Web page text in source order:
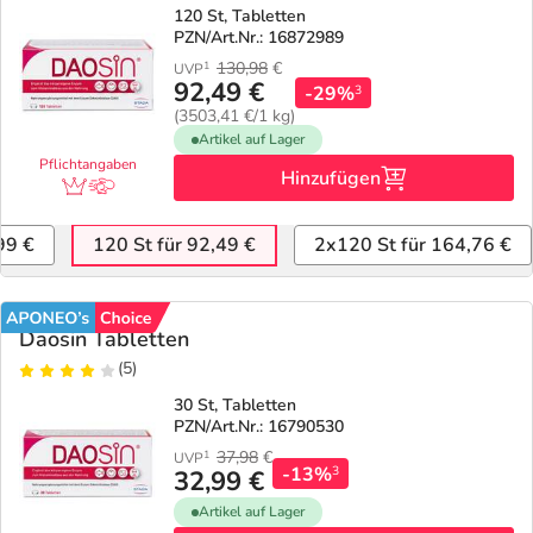
Diabetes
Körperpflege & Kosmetik
Liebe & Erotik
Mutter & Kind
Nahrungsergänzung
Natur & Homöopathie
Sanitätshaus
Geschenkideen
Aktuelle Coupons 7
Summer SALE
Reiseapotheke
Insektenschutz
Sommerpflege für Haar und Kopfhaut
Fragen und Antworten
Kontakt
Ratgeber
Beliebte Beiträge
E-Rezept einlösen
5% Extra Cash
Avene & Ducray Deals
Eucerin Deals
Evolsin Deals
Frontline & Frontpro Deals
Nattermann Deals
R(h)ein Nutrition Deals
Pflichtangaben
120 St, Tabletten
PZN/Art.Nr.: 16872989
UVP1 130,98 €
92,49 €
(3503,41 €/1 kg)
-29%3
Artikel auf Lager
Hinzufügen
€ 120 St für 92,49 € 2x120 St für 164,76 €
Daosin Tabletten
(5)
30 St, Tabletten
PZN/Art.Nr.: 16790530
UVP1 37,98 €
32,99 € -13%3
Artikel auf Lager